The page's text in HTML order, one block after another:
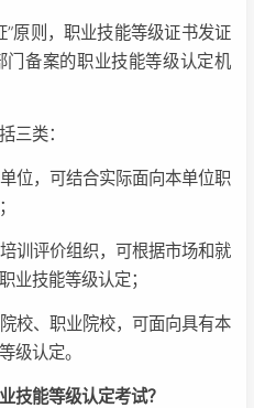
则，职业技能等级证书发证
备案的职业技能等级认定机
类：
，可结合实际面向本单位职
评价组织，可根据市场和就
业技能等级认定；
、职业院校，可面向具有本
级认定。
技能等级认定考试？